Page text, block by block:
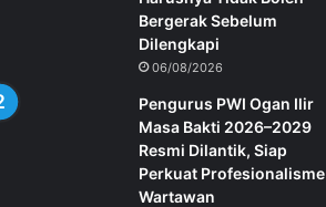
Bergerak Sebelum
Dilengkapi
06/08/2026
Pengurus PWI Ogan Ilir
Masa Bakti 2026–2029
Resmi Dilantik, Siap
Perkuat Profesionalisme
Wartawan